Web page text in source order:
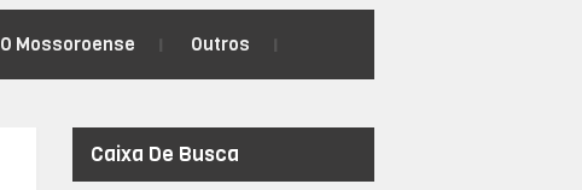
O Mossoroense Outros
Caixa De Busca